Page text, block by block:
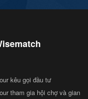
kêu gọi đầu tư
tham gia hội chợ và gian